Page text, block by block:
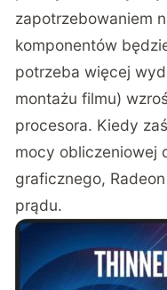
zapotrzebowaniem
komponentów
potrzeba więcej
montażu filmu)
procesora. Kiedy
mocy obliczeniowej
graficznego,
prądu.